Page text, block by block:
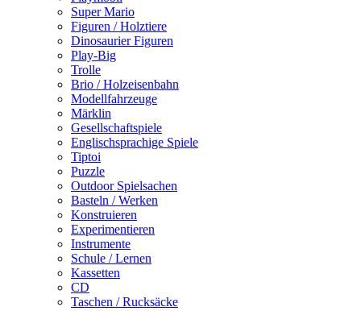
Super Mario
Figuren / Holztiere
Dinosaurier Figuren
Play-Big
Trolle
Brio / Holzeisenbahn
Modellfahrzeuge
Märklin
Gesellschaftspiele
Englischsprachige Spiele
Tiptoi
Puzzle
Outdoor Spielsachen
Basteln / Werken
Konstruieren
Experimentieren
Instrumente
Schule / Lernen
Kassetten
CD
Taschen / Rucksäcke